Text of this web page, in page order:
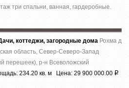
три спальни, ванная, гардеробные.
коттеджи, загородные дома Рохма д
область, Север-Северо-Запад
перешеек), р-н Всеволожский
234.20 кв. м Цена: 29 900 000.00 Р